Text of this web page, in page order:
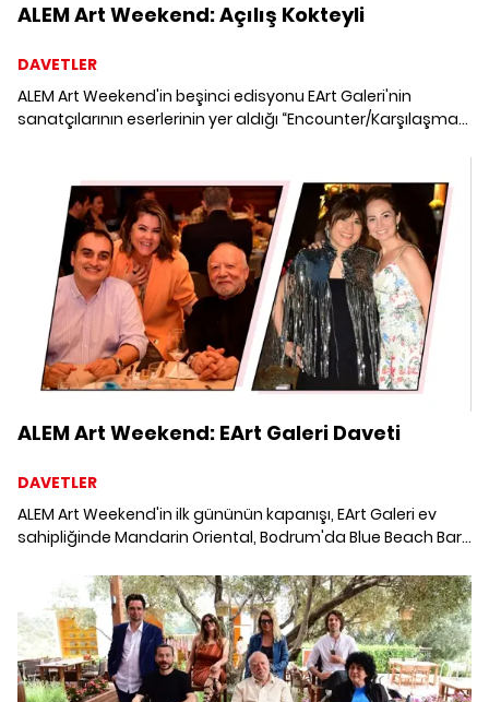
ALEM Art Weekend: Açılış Kokteyli
DAVETLER
ALEM Art Weekend'in beşinci edisyonu EArt Galeri'nin
sanatçılarının eserlerinin yer aldığı “Encounter/Karşılaşma”
ALEM Art Weekend: EArt Galeri Daveti
DAVETLER
ALEM Art Weekend'in ilk gününün kapanışı, EArt Galeri ev
sahipliğinde Mandarin Oriental, Bodrum'da Blue Beach Bar